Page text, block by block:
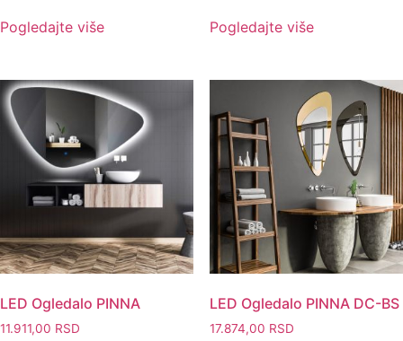
Pogledajte više Pogledajte više
LED Ogledalo PINNA
11.911,00 RSD
LED Ogledalo PINNA DC-BS
17.874,00 RSD